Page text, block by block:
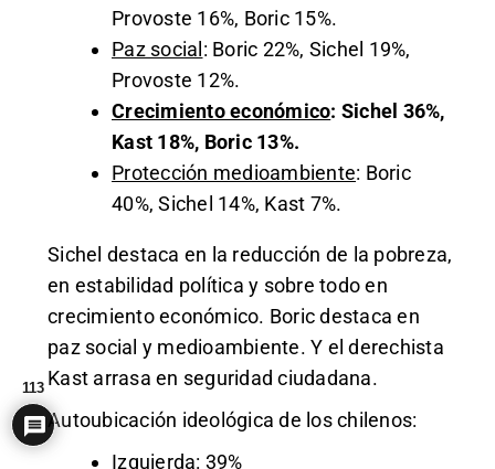
Provoste 16%, Boric 15%.
Paz social: Boric 22%, Sichel 19%,
Provoste 12%.
Crecimiento económico: Sichel 36%,
Kast 18%, Boric 13%.
Protección medioambiente: Boric
40%, Sichel 14%, Kast 7%.
Sichel destaca en la reducción de la pobreza,
en estabilidad política y sobre todo en
crecimiento económico. Boric destaca en
paz social y medioambiente. Y el derechista
Kast arrasa en seguridad ciudadana.
Autoubicación ideológica de los chilenos:
Izquierda: 39%
113